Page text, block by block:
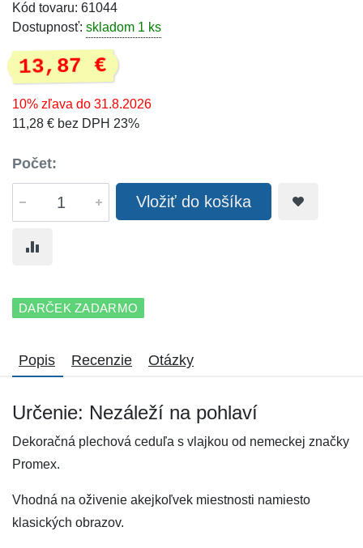
Kód tovaru: 61044
Dostupnosť: skladom 1 ks
13,87 €
10% zľava do 31.8.2026
11,28 € bez DPH 23%
Počet:
Vložiť do košíka
DARČEK ZADARMO
Popis Recenzie Otázky
Určenie: Nezáleží na pohlaví
Dekoračná plechová ceduľa s vlajkou od nemeckej značky
Promex.
Vhodná na oživenie akejkoľvek miestnosti namiesto
klasických obrazov.